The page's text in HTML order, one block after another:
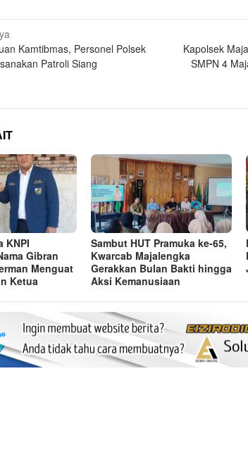
Kamtibmas, Personel Polsek
Patroli Siang
Kapolsek
SMPN 4
KNPI
Gibran
Menguat
Ketua
Sambut HUT Pramuka ke-65,
Kwarcab Majalengka
Gerakkan Bulan Bakti hingga
Aksi Kemanusiaan